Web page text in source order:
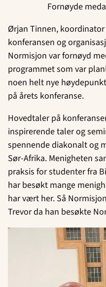
Fornøyde
Ørjan Tinnen,
konferansen og
Normisjon var fornøyd
programmet som var
noen helt nye
på årets konferanse.
Hovedtaler på
inspirerende taler og
spennende diakonalt og
Sør-Afrika. Menigheten
praksis for studenter fra
har besøkt mange
har vært her. Så
Trevor da han besøkte